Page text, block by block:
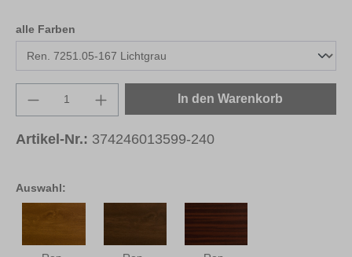
Auswahl:
alle Farben
Produkt Anzahl: Gib den gewünschten
In den Warenkorb
Artikel-Nr.: 374246013599-240